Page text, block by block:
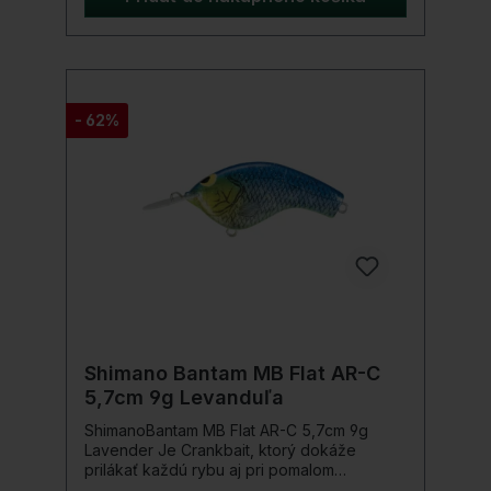
správnou voľbou. Vobler môžete vypustiť a
čln riadiť alebo veslovať. To ho uvedie do
prednosť lovu prívlačou? The Shallow Shad
akou rýchlosťou nahodíte prút. Pretože
dosahujete vynikajúce výsledky chytania s
malým kamarátom ste dokonale vybavení na
trolling a prívlač! Podrobnosti o produkte:
Farba: Strieborná (S) Dĺžka: 9 cm Hmotnosť:
12 g Háčik: 2 x Black Nickel Trebles od VMC
raneného mihuľa konštrukcia z balzového
- 62%
Shimano Bantam MB Flat AR-C
5,7cm 9g Levanduľa
ShimanoBantam MB Flat AR-C 5,7cm 9g
Lavender Je Crankbait, ktorý dokáže
prilákať každú rybu aj pri pomalom